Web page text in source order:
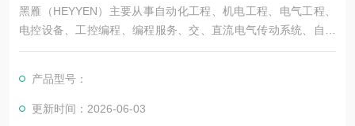
黑雁（HEYYEN）主要从事自动化工程、机电工程、电气工程、
电控设备、工控编程、编程服务、交、直流电气传动系统、自动
化控制系统及其装置的研究与服务，不但可以独立承包工程项
的现代化电控设备。
服务行业涉及冶金、石油、化工、纺织、食品、制药、电力、环
产品型号：
更新时间：2026-06-03